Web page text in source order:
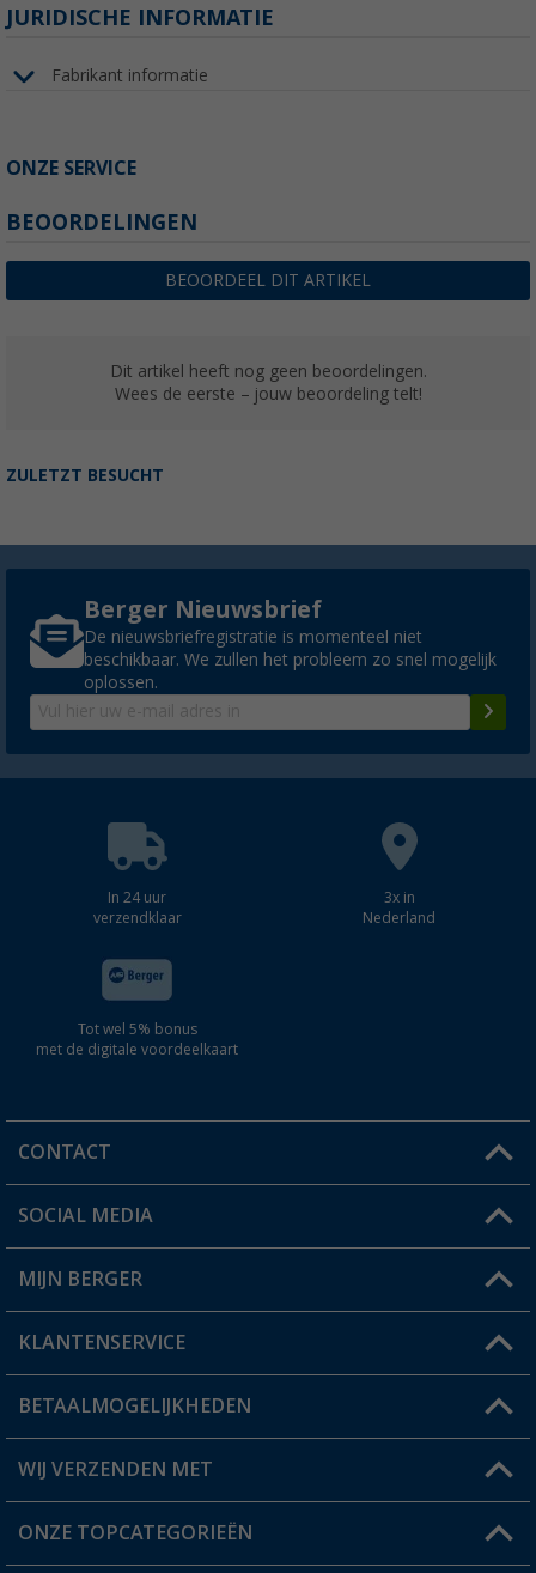
JURIDISCHE INFORMATIE
Fabrikant informatie
ONZE SERVICE
BEOORDELINGEN
BEOORDEEL DIT ARTIKEL
Dit artikel heeft nog geen beoordelingen.
Wees de eerste – jouw beoordeling telt!
ZULETZT BESUCHT
Berger Nieuwsbrief
De nieuwsbriefregistratie is momenteel niet
beschikbaar. We zullen het probleem zo snel mogelijk
oplossen.
In 24 uur
verzendklaar
3x in
Nederland
Tot wel 5% bonus
met de digitale voordeelkaart
CONTACT
Een vraag?
Winkel vinden
SOCIAL MEDIA
MIJN BERGER
Mijn account
Status bestelling
Verlanglijstje
KLANTENSERVICE
FAQ & Contact
Verzendinformatie
Catalogus
BETAALMOGELIJKHEDEN
WIJ VERZENDEN MET
ONZE TOPCATEGORIEËN